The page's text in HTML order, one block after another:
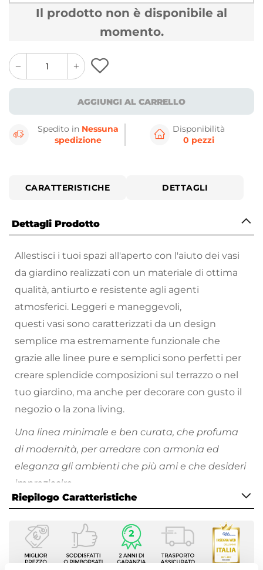
Il prodotto non è disponibile al
momento.
quantity
button
quantity
minus
button
AGGIUNGI AL CARRELLO
Spedito in Nessuna
spedizione
Disponibilità
0 pezzi
CARATTERISTICHE DETTAGLI
Dettagli Prodotto
Allestisci i tuoi spazi all'aperto con l'aiuto dei vasi
da giardino realizzati con un materiale di ottima
qualità, antiurto e resistente agli agenti
atmosferici. Leggeri e maneggevoli,
questi vasi sono caratterizzati da un design
semplice ma estremamente funzionale che
grazie alle linee pure e semplici sono perfetti per
creare splendide composizioni sul terrazzo o nel
tuo giardino, ma anche per decorare con gusto il
negozio o la zona living.
Una linea minimale e ben curata, che profuma
di modernità, per arredare con armonia ed
eleganza gli ambienti che più ami e che desideri
impreziosire.
Scopri tutti i vasi da giardino disponibili e divertiti
a riempire i tuoi spazi all'aperto di piante e fiori
colorati!
Riepilogo Caratteristiche
Caratteristiche
Tipologia
Portavaso